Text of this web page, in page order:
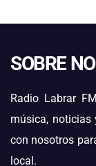
SOBRE
Radio Labrar
música, noticias
con nosotros
local.